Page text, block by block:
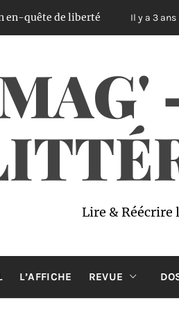
liberté Il y a 3 ans
Lire & Réécrire
L’AFFICHE REVUE